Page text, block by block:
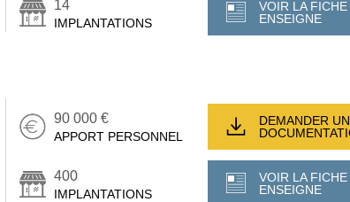
14
IMPLANTATIONS
VOIR LA FICHE
ENSEIGNE
90 000 €
APPORT PERSONNEL
400
IMPLANTATIONS
DEMANDER
VOIR LA FICHE
ENSEIGNE